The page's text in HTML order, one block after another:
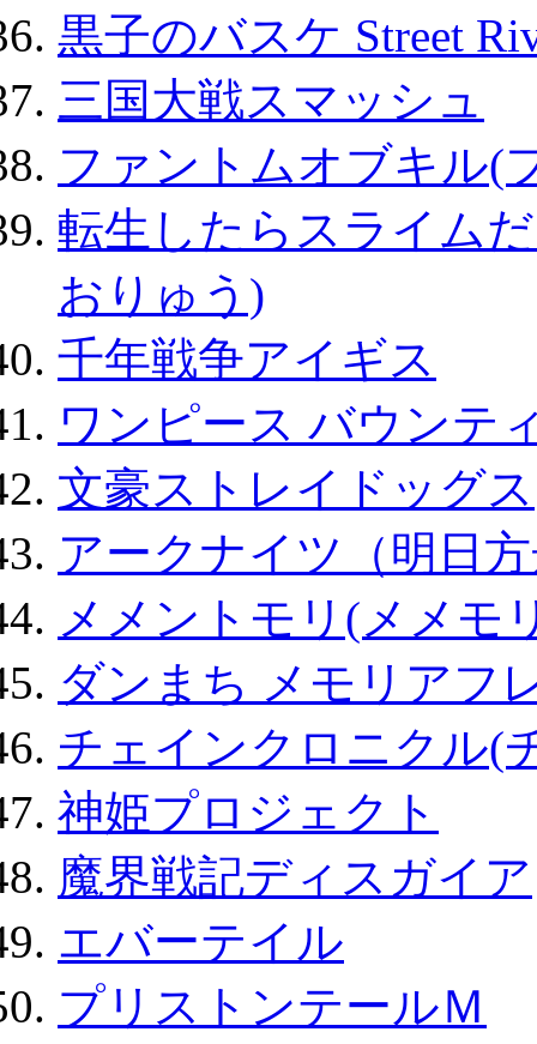
黒子のバスケ Street
三国大戦スマッシュ
ファントムオブキル(
転生したらスライム
おりゅう)
千年戦争アイギス
ワンピース バウンテ
文豪ストレイドッグス
アークナイツ（明日
メメントモリ(メメモ
ダンまち メモリアフ
チェインクロニクル(
神姫プロジェクト
魔界戦記ディスガイア
エバーテイル
プリストンテールＭ